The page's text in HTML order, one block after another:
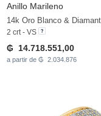
Anillo Marileno
2 crt - VS
₲ 14.718.551,00
a partir de ₲ 2.034.876